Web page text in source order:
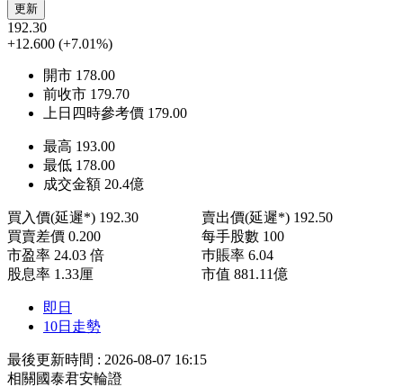
更新
192.30
+12.600 (+7.01%)
開市 178.00
前收市 179.70
上日四時參考價 179.00
最高 193.00
最低 178.00
成交金額 20.4億
買入價(延遲*) 192.30 賣出價(延遲*) 192.50
買賣差價 0.200 每手股數 100
市盈率 24.03 倍 巿賬率 6.04
股息率 1.33厘 市值 881.11億
即日
10日走勢
最後更新時間 : 2026-08-07 16:15
相關國泰君安輪證